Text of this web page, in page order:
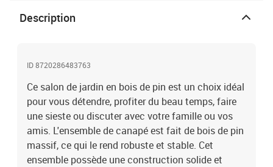
du coussin de siège : 70 x 70 x 8 cm (L x l x é)Dimensions du
coussin de dossier : 70 x 40 x 8 cm (L x l x é)Capacité de charge
coussin de siège15 x coussin de dossier
Description
ID 8720286483763
Ce salon de jardin en bois de pin est un choix idéal
pour vous détendre, profiter du beau temps, faire
une sieste ou discuter avec votre famille ou vos
amis. L'ensemble de canapé est fait de bois de pin
massif, ce qui le rend robuste et stable. Cet
ensemble possède une construction solide et